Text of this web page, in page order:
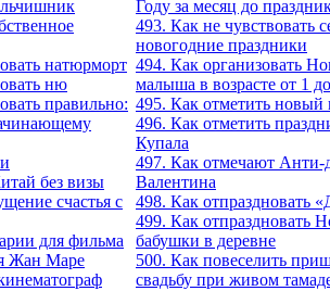
натюрморт
ню
правильно:
без визы
счастья с
для фильма
Жан Маре
Году за месяц до
493. Как не чувствовать
новогодние праздники
494. Как организовать
малыша в возрасте от 1
495. Как отметить новый
496. Как отметить
Купала
497. Как отмечают Анти-
Валентина
498. Как отпраздновать
499. Как отпраздновать
бабушки в деревне
500. Как повеселить
свадьбу при живом